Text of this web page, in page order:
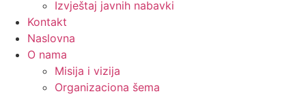
Izvještaj javnih nabavki
Kontakt
Naslovna
O nama
Misija i vizija
Organizaciona šema